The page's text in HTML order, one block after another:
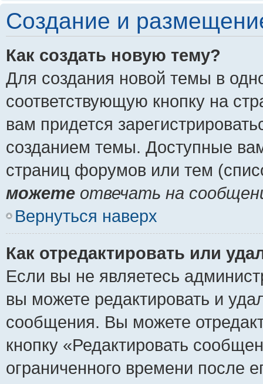
Создание и
Как создать новую тему?
Для создания новой темы в
соответствующую кнопку на
вам придется
созданием темы. Доступные
страниц форумов или тем
можете отвечать на
Вернуться наверх
Как отредактировать или
Если вы не являетесь
вы можете редактировать и
сообщения. Вы можете
кнопку «Редактировать
ограниченного времени после